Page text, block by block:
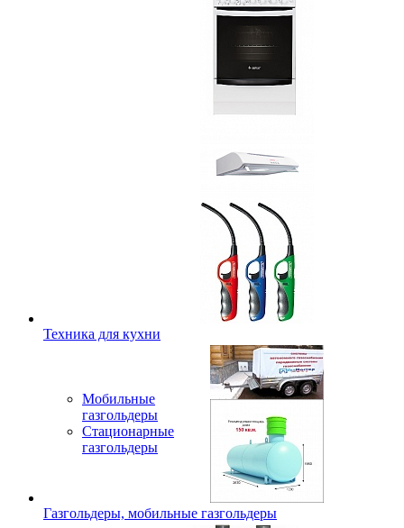
Техника для кухни
Мобильные
газгольдеры
Стационарные
газгольдеры
Газгольдеры, мобильные газгольдеры